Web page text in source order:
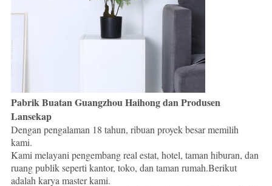
Pabrik Buatan Guangzhou Haihong dan Produsen
Lansekap
Dengan pengalaman 18 tahun, ribuan proyek besar memilih
kami.
Kami melayani pengembang real estat, hotel, taman hiburan, dan
ruang publik seperti kantor, toko, dan taman rumah.Berikut
adalah karya master kami.